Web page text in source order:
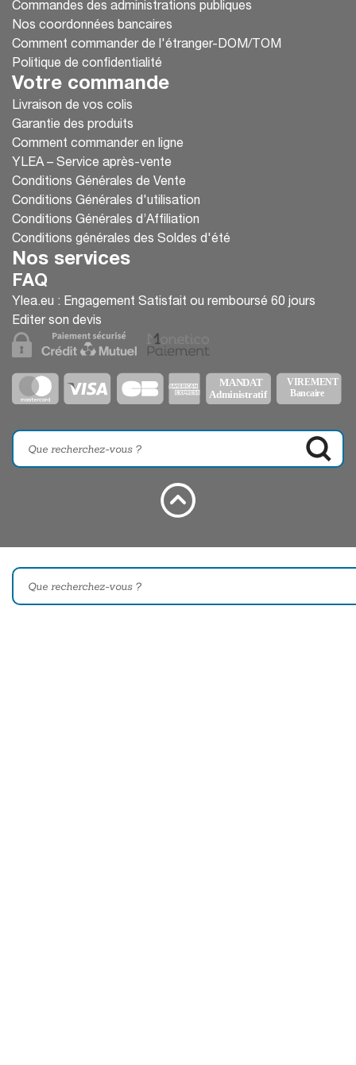
Commandes des administrations publiques
Nos coordonnées bancaires
Comment commander de l'étranger-DOM/TOM
Politique de confidentialité
Votre commande
Livraison de vos colis
Garantie des produits
Comment commander en ligne
YLEA – Service après-vente
Conditions Générales de Vente
Conditions Générales d'utilisation
Conditions Générales d’Affiliation
Conditions générales des Soldes d'été
Nos services
FAQ
Ylea.eu : Engagement Satisfait ou remboursé 60 jours
Editer son devis